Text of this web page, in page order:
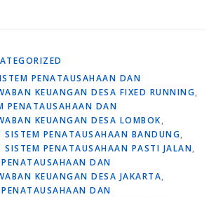
PENATAUSAHAAN DAN
KEUANGAN DESA FIXED RUNNING,
PENATAUSAHAAN DAN
KEUANGAN DESA LOMBOK,
SISTEM PENATAUSAHAAN BANDUNG,
SISTEM PENATAUSAHAAN PASTI JALAN,
DAN
KEUANGAN DESA JAKARTA,
DAN